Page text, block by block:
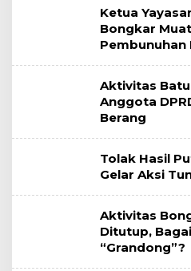
Ketua
Bongkar
Pembunuhan
Aktivitas
Anggota
Berang
Tolak Hasil
Gelar Aksi
Aktivitas
Ditutup,
“Grandong”?